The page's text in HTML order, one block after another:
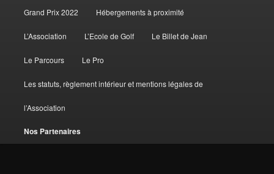
Grand Prix 2022 Hébergements à proximité
L’Association L’Ecole de Golf Le Billet de Jean
Le Parcours Le Pro
Les statuts, règlement intérieur et mentions légales de
l’Association
Nos Partenaires